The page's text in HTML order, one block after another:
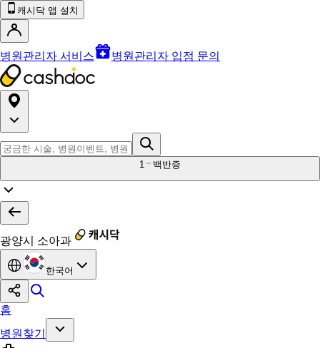
캐시닥 앱 설치
병원관리자 서비스 병원관리자 입점 문의
1 백반증
광양시 소아과
한국어
홈
병원찾기